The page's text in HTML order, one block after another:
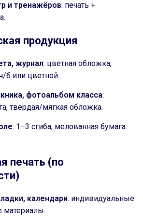
и тренажёров: печать +
продукция
журнал: цветная обложка,
б или цветной.
фотоальбом класса:
твёрдая/мягкая обложка.
: 1–3 сгиба, мелованная бумага
печать (по
календари: индивидуальные
материалы.